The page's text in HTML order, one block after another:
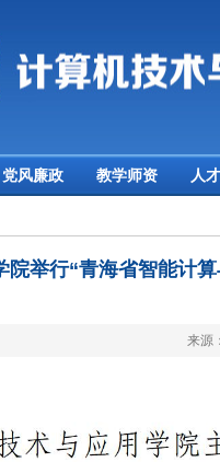
党风廉政 教学师资 人
院举行“青海省智能计
来源